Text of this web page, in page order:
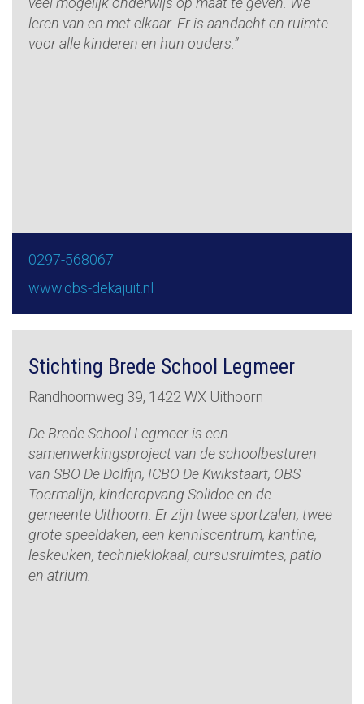
leren van en met elkaar. Er is aandacht en ruimte
voor alle kinderen en hun ouders.”
0297-568067
www.obs-dekajuit.nl
Stichting Brede School Legmeer
Randhoornweg 39, 1422 WX Uithoorn
De Brede School Legmeer is een
samenwerkingsproject van de schoolbesturen
van SBO De Dolfijn, ICBO De Kwikstaart, OBS
Toermalijn, kinderopvang Solidoe en de
gemeente Uithoorn. Er zijn twee sportzalen, twee
grote speeldaken, een kenniscentrum, kantine,
leskeuken, technieklokaal, cursusruimtes, patio
en atrium.